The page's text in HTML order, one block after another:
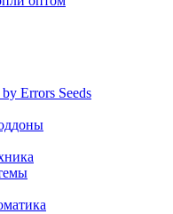
Errors Seeds